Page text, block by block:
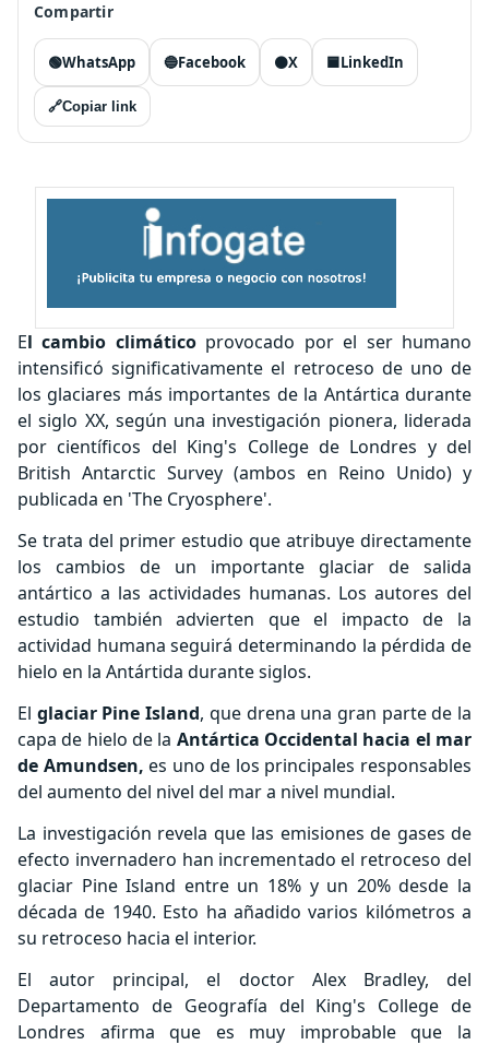
Compartir
🟢WhatsApp 🔵Facebook ⚫X 🟦LinkedIn
🔗Copiar link
El cambio climáticoprovocado por el ser humano
intensificó significativamente el retroceso de uno de
los glaciares más importantes de la Antártica durante
el siglo XX, según una investigación pionera, liderada
por científicos del King's College de Londres y del
British Antarctic Survey (ambos en Reino Unido) y
publicada en 'The Cryosphere'.
Se trata del primer estudio que atribuye directamente
los cambios de un importante glaciar de salida
antártico a las actividades humanas. Los autores del
estudio también advierten que el impacto de la
actividad humana seguirá determinando la pérdida de
hielo en la Antártida durante siglos.
El glaciar Pine Island, que drena una gran parte de la
capa de hielo de la Antártica Occidental hacia el mar
de Amundsen, es uno de los principales responsables
del aumento del nivel del mar a nivel mundial.
La investigación revela que las emisiones de gases de
efecto invernadero han incrementado el retroceso del
glaciar Pine Island entre un 18% y un 20% desde la
década de 1940. Esto ha añadido varios kilómetros a
su retroceso hacia el interior.
El autor principal, el doctor Alex Bradley, del
Departamento de Geografía del King's College de
Londres afirma que es muy improbable que la